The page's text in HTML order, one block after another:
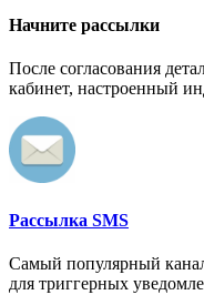
Начните рассылки
После согласования
кабинет, настроенный
Рассылка SMS
Самый популярный
для триггерных